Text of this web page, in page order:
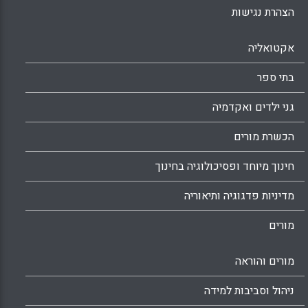
נוספת – בהבנת התרבות האתיופית, במתן מענה
והיכרות טובה יותר עם חומר הלימודים לבגרות.
הצהרת נגישות
אקטואליה
בתי ספר
גני ילדים ואקדמיה
הכשרת מורים
חינוך מיוחד ופסיכולוגיה בחינוך
מדיניות פדגוגיה ותיאוריה
מורים
מורים והוראה
ניהול וסביבות למידה